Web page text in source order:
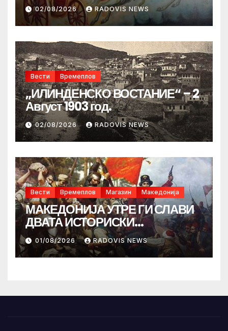
02/08/2026 RADOVIS NEWS
Вести Времеплов
„ИЛИНДЕНСКО ВОСТАНИЕ“ – 2
Август 1903 год.
02/08/2026 RADOVIS NEWS
Вести Времеплов Магазин Македонија
МАКЕДОНИЈА УТРЕ ГИ СЛАВИ
ДВАТА ИСТОРИСКИ
ИЛИНДЕНА!
01/08/2026 RADOVIS NEWS